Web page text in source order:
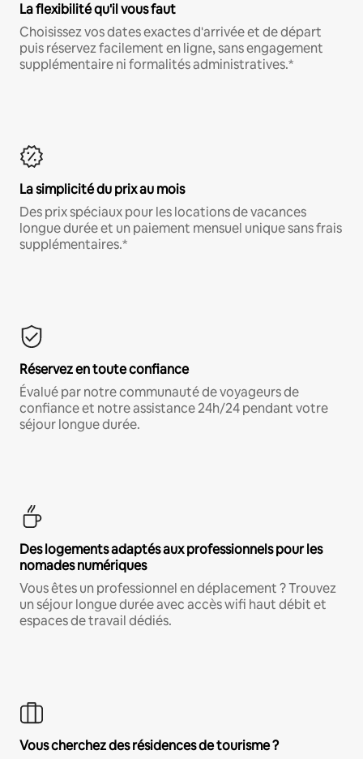
La flexibilité qu'il vous faut
Choisissez vos dates exactes d'arrivée et de départ
puis réservez facilement en ligne, sans engagement
supplémentaire ni formalités administratives.*
La simplicité du prix au mois
Des prix spéciaux pour les locations de vacances
longue durée et un paiement mensuel unique sans frais
supplémentaires.*
Réservez en toute confiance
Évalué par notre communauté de voyageurs de
confiance et notre assistance 24h/24 pendant votre
séjour longue durée.
Des logements adaptés aux professionnels pour les
nomades numériques
Vous êtes un professionnel en déplacement ? Trouvez
un séjour longue durée avec accès wifi haut débit et
espaces de travail dédiés.
Vous cherchez des résidences de tourisme ?